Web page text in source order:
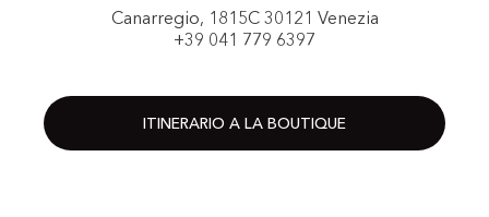
Canarregio, 1815C 30121 Venezia
+39 041 779 6397
ITINERARIO A LA BOUTIQUE